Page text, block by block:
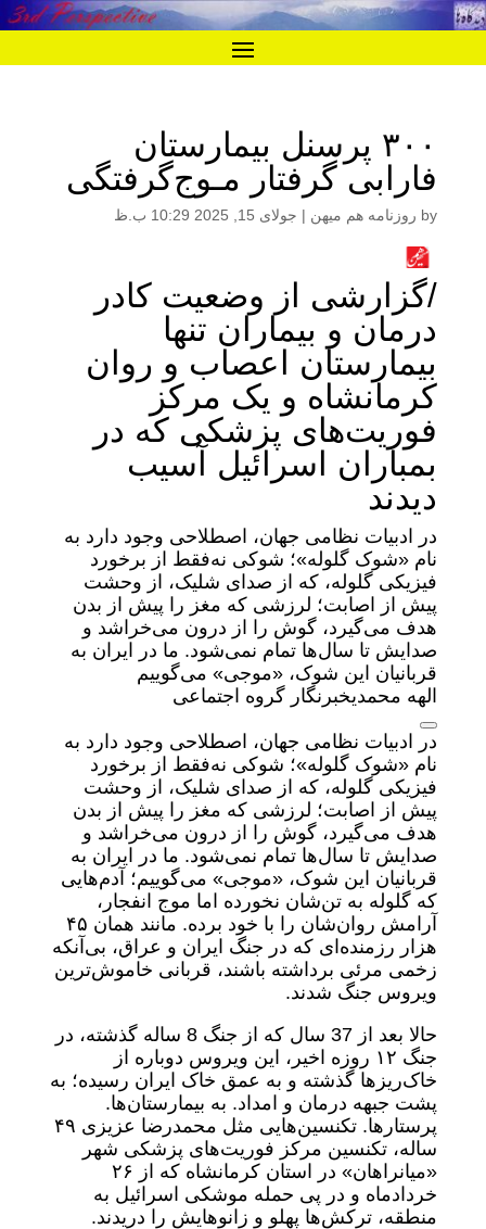
۳۰۰ پرسنل بیمارستان
فارابی گرفتار مـوج‌گرفتگی
by روزنامه هم میهن | جولای 15, 2025 10:29 ب.ظ
/گزارشی از وضعیت کادر
درمان و بیماران تنها
بیمارستان اعصاب و روان
کرمانشاه و یک مرکز
فوریت‏‌های پزشکی که در
بمباران اسرائیل آسیب
دیدند
در ادبیات نظامی جهان، اصطلاحی وجود دارد به
نام «شوک گلوله»؛ شوکی نه‌فقط از برخورد
فیزیکی گلوله، که از صدای شلیک، از وحشت
پیش از اصابت؛ لرزشی که مغز را پیش از بدن
هدف می‌‌گیرد، گوش را از درون می‌‌خراشد و
صدایش تا سال‌ها تمام نمی‌شود. ما در ایران به
قربانیان این شوک، «موجی» می‌‌گوییم
الهه محمدیخبرنگار گروه اجتماعی
در ادبیات نظامی جهان، اصطلاحی وجود دارد به
نام «شوک گلوله»؛ شوکی نه‌فقط از برخورد
فیزیکی گلوله، که از صدای شلیک، از وحشت
پیش از اصابت؛ لرزشی که مغز را پیش از بدن
هدف می‌‌گیرد، گوش را از درون می‌‌خراشد و
صدایش تا سال‌ها تمام نمی‌شود. ما در ایران به
قربانیان این شوک، «موجی» می‌‌گوییم؛ آدم‌‌هایی
که گلوله به تن‌شان نخورده اما موج انفجار،
آرامش روان‌شان را با خود برده. مانند همان ۴۵
هزار رزمنده‌ای که در جنگ ایران و عراق، بی‌‌آنکه
زخمی مرئی برداشته باشند، قربانی خاموش‌‌ترین
ویروس جنگ شدند.
حالا بعد از 37 سال که از جنگ 8 ساله گذشته، در
جنگ ۱۲ روزه اخیر، این ویروس دوباره از
خاک‌ریزها گذشته و به عمق خاک ایران رسیده؛ به
پشت جبهه‌ درمان و امداد. به بیمارستان‌ها.
پرستارها. تکنسین‌‌هایی مثل محمدرضا عزیزی ۴۹
ساله، تکنسین مرکز فوریت‌های پزشکی شهر
«میانراهان» در استان کرمانشاه که از ۲۶
خردادماه و در پی حمله موشکی اسرائیل به
منطقه، ترکش‌ها پهلو و زانوهایش را دریدند.